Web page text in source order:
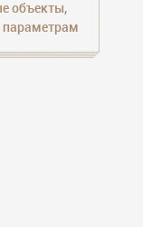
объекты,
параметрам